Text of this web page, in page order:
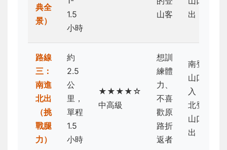
典全
景）
1.5
小時
山客
出
路線
三：
南進
北出
（挑
戰腿
力）
約
2.5
公
里，
單程
1.5
小時
★★★★☆
中高級
想訓
練體
力、
不喜
歡原
路折
返者
南登
山口
入，
北登
山口
出